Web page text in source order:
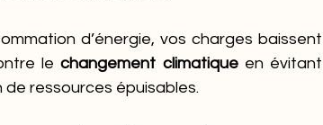
d’énergie, vos charges baissent
le changement climatique en évitant
ressources épuisables.